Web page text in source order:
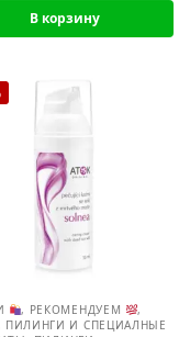
В корзину
, РЕКОМЕНДУЕМ
,
ПИЛИНГИ И СПЕЦИАЛНЫЕ